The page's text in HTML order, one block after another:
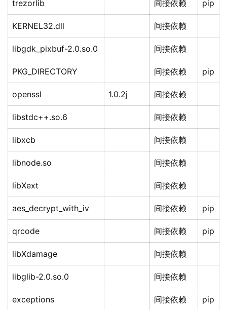
trezorlib 间接依赖 pip
KERNEL32.dll 间接依赖
libgdk_pixbuf-2.0.so.0 间接依赖
PKG_DIRECTORY 间接依赖 pip
openssl 1.0.2j 间接依赖
libstdc++.so.6 间接依赖
libxcb 间接依赖
libnode.so 间接依赖
libXext 间接依赖
aes_decrypt_with_iv 间接依赖 pip
qrcode 间接依赖 pip
libXdamage 间接依赖
libglib-2.0.so.0 间接依赖
exceptions 间接依赖 pip